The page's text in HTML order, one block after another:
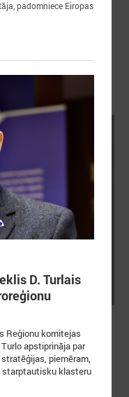
Pasaules
pilsētu forumā
ar
EUSBSR ikgadējais
padomniece Eiropas
D. Turlais
Reģionu komitejas
apstiprināja par
piemēram,
starptautisku klasteru